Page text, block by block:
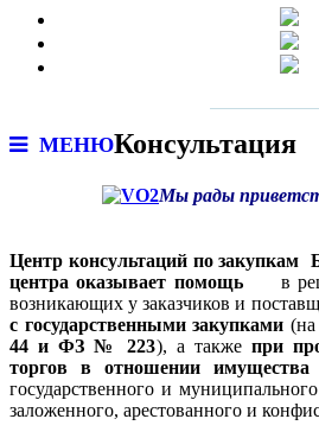
МЕНЮКонсультация
Мы рады
Центр консультаций по закупкам
центра оказывает помощьв
возникающих у заказчиков и
с государственными закупками
44 и ФЗ № 223), а также при
торгов в отношении имущества
государственного и
заложенного, арестованного и